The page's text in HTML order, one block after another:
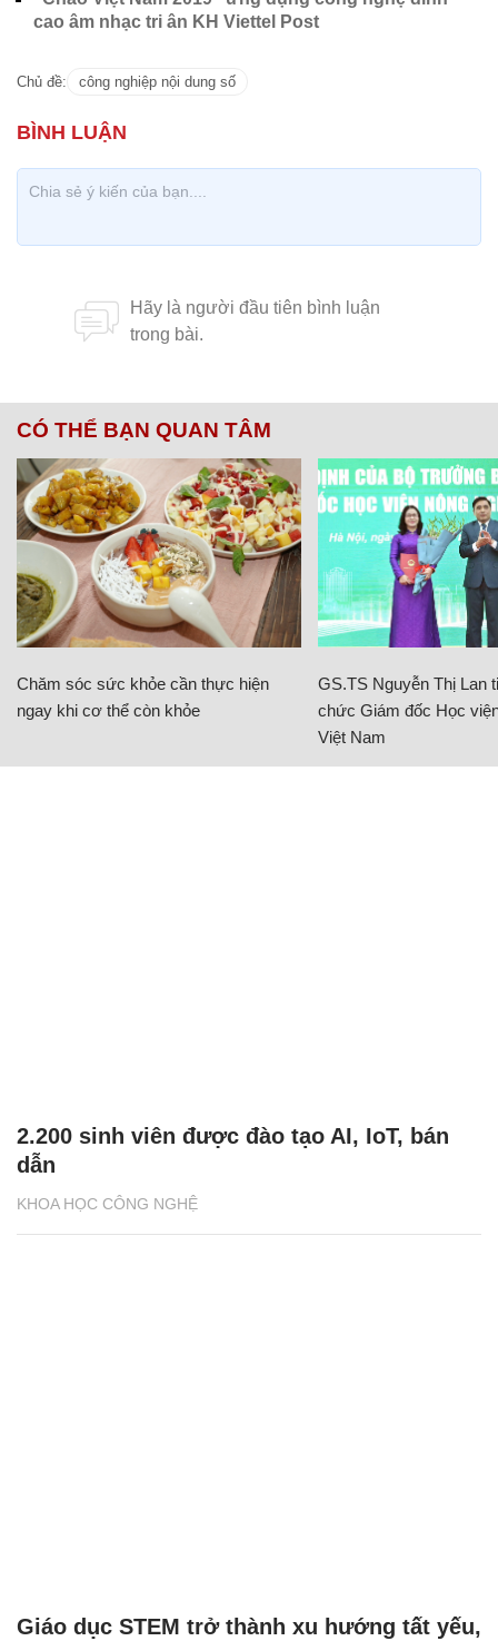
cao âm nhạc tri ân KH Viettel Post
Chủ đề: công nghiệp nội dung số
CÓ THỂ BẠN QUAN TÂM
Chăm sóc sức khỏe cần thực hiện
ngay khi cơ thể còn khỏe
GS.TS Nguyễn Thị Lan
chức Giám đốc Học
Việt Nam
KHOA HỌC CÔNG NGHỆ
2.200 sinh viên được đào tạo AI, IoT, bán
dẫn
Giáo dục STEM trở thành xu hướng tất yếu,